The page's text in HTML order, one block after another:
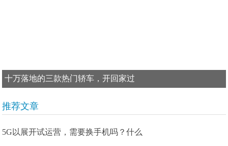
十万落地的三款热门轿车，开回家过
推荐文章
5G以展开试运营，需要换手机吗？什么